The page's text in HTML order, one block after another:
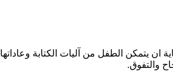
ان يتمكن الطفل من آليات الكتابة وعاداتها